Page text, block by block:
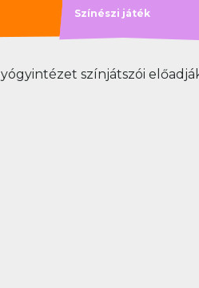
Színészi játék
színjátszói